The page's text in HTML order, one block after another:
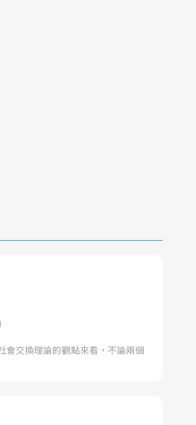
會交換理論的觀點來看，不論兩個